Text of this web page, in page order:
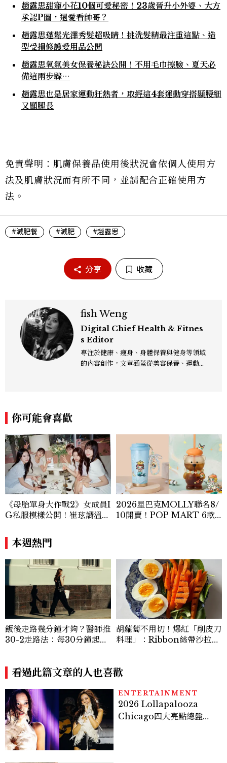
趙露思甜寵小花10個可愛秘密！23歲晉升小外婆、大方
承認P圖，還愛看帥哥？
趙露思蓬鬆光澤秀髮超吸睛！挑洗髮精最注重這點、造
型受損修護愛用品公開
趙露思氧氣美女保養秘訣公開！不用毛巾擦臉、夏天必
備這兩步驟⋯
趙露思也是居家運動狂熱者，取經這4套運動穿搭顯腰細
又顯腿長
免責聲明：肌膚保養品使用後狀況會依個人使用方
法及肌膚狀況而有所不同，並請配合正確使用方
法。
#減肥餐 #減肥 #趙露思
分享 收藏
fish Weng
Digital Chief Health & Fitnes
s Editor
專注於健康、瘦身、身體保養與健身等領域
的內容創作，文章涵蓋從美容保養、運動健
你可能會喜歡
《母胎單身大作戰2》女成員I
G私服模樣公開！崔玹諝溫柔
低調千金？
2026星巴克MOLLY聯名8/
10開賣！POP MART 6款
本週熱門
飯後走路幾分鐘才夠？醫師推
30-2走路法：每30分鐘起身
胡蘿蔔不用切！爆紅「削皮刀
料理」：Ribbon絲帶沙拉、
看過此篇文章的人也喜歡
ENTERTAINMENT
2026 Lollapalooza
Chicago四大亮點總盤